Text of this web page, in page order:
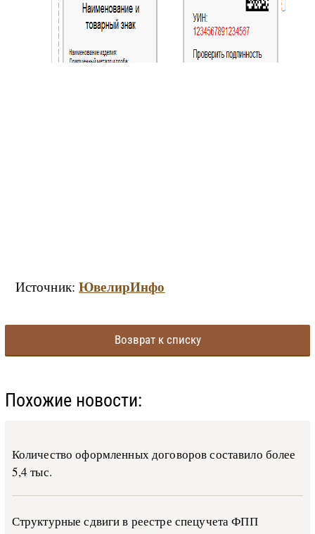
Источник:ЮвелирИнфо
Возврат к списку
Похожие новости:
Количество оформленных договоров составило более
5,4 тыс.
Структурные сдвиги в реестре спецучета ФПП